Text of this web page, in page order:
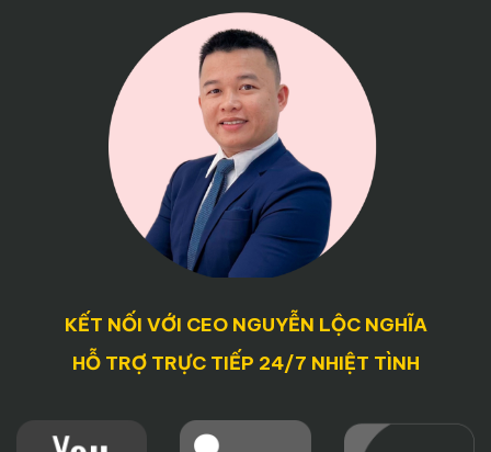
KẾT NỐI VỚI CEO NGUYỄN LỘC NGHĨA
HỖ TRỢ TRỰC TIẾP 24/7 NHIỆT TÌNH